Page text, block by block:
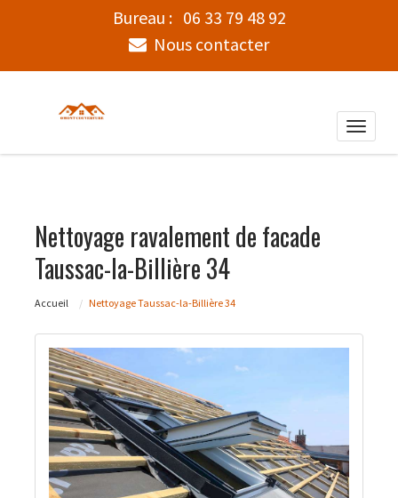
Bureau : 06 33 79 48 92
Nous contacter
Toggle
Nettoyage ravalement de facade
Taussac-la-Billière 34
Accueil Nettoyage Taussac-la-Billière 34